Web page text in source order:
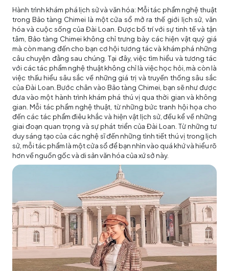
Hành trình khám phá lịch sử và văn hóa: Mỗi tác phẩm nghệ thuật
trong Bảo tàng Chimei là một cửa sổ mở ra thế giới lịch sử, văn
hóa và cuộc sống của Đài Loan. Được bố trí với sự tinh tế và tận
tâm, Bảo tàng Chimei không chỉ trưng bày các hiện vật quý giá
mà còn mang đến cho bạn cơ hội tương tác và khám phá những
câu chuyện đằng sau chúng. Tại đây, việc tìm hiểu và tương tác
với các tác phẩm nghệ thuật không chỉ là việc học hỏi, mà còn là
việc thấu hiểu sâu sắc về những giá trị và truyền thống sâu sắc
của Đài Loan. Bước chân vào Bảo tàng Chimei, bạn sẽ như được
đưa vào một hành trình khám phá thú vị qua thời gian và không
gian. Mỗi tác phẩm nghệ thuật, từ những bức tranh hội họa cho
đến các tác phẩm điêu khắc và hiện vật lịch sử, đều kể về những
giai đoạn quan trọng và sự phát triển của Đài Loan. Từ những tư
duy sáng tạo của các nghệ sĩ đến những tình tiết thú vị trong lịch
sử, mỗi tác phẩm là một cửa sổ để bạn nhìn vào quá khứ và hiểu rõ
hơn về nguồn gốc và di sản văn hóa của xứ sở này.